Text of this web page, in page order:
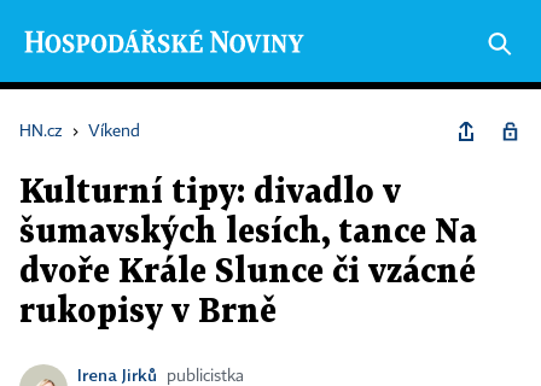
HN.cz › Víkend
Kulturní tipy: divadlo v
šumavských lesích, tance Na
dvoře Krále Slunce či vzácné
rukopisy v Brně
Irena Jirků
publicistka